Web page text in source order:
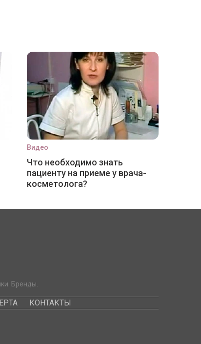
Видео
Что необходимо знать
пациенту на приеме у врача-
косметолога?
Бренды.
КОНТАКТЫ